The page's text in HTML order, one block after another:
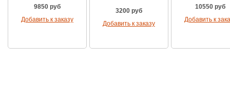
9850 руб
Добавить к заказу
3200 руб
Добавить к заказу
10550 руб
Добавить к